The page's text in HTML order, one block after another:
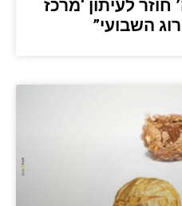
לעיתון ‘מרכז
השבועי”